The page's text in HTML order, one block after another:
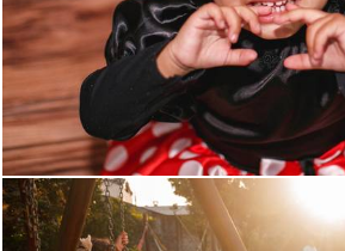
1930 19